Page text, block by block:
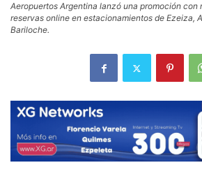
Aeropuertos Argentina lanzó una promoción con
reservas online en estacionamientos de Ezeiza,
Bariloche.